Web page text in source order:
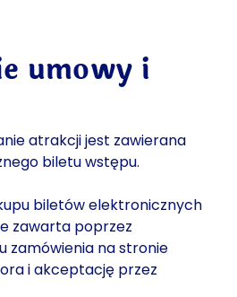
umowy i
atrakcji jest zawierana
biletu wstępu.
biletów elektronicznych
zawarta poprzez
zamówienia na stronie
i akceptację przez